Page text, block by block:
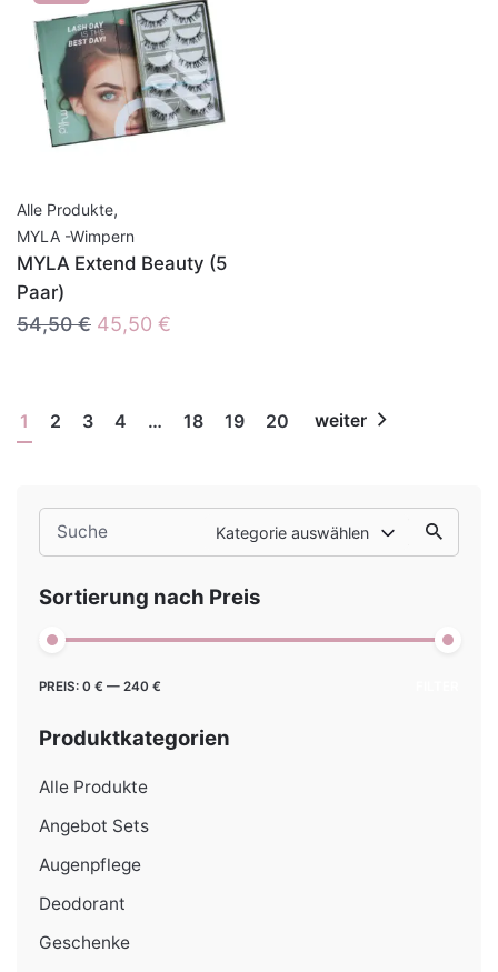
Search
for
Kategorie auswählen
Sortierung nach Preis
Min.
Max.
PREIS: 0 € — 240 €
Produktkategorien
Alle Produkte
Angebot Sets
Augenpflege
Deodorant
Geschenke
Alle Produkte,
MYLA -Wimpern
MYLA Extend Beauty (5
Paar)
54,50€ Ursprünglicher
54,50 €
45,50 €
45,50 €.
1 2 3 4 … 18 19 20 weiter